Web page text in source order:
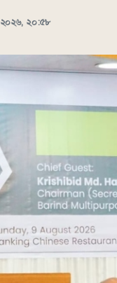
২০:৫৮